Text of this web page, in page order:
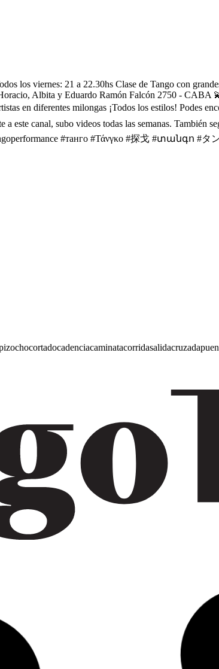
viernes: 21 a 22.30hs Clase de Tango con
Albita y Eduardo Ramón Falcón 2750 -
en diferentes milongas ¡Todos los estilos! Podes
canal, subo videos todas las semanas. También
#танго #Τάνγκο #探戈 #տանգո #タ
ochocortadocadenciacaminatacorridasalidacruzada